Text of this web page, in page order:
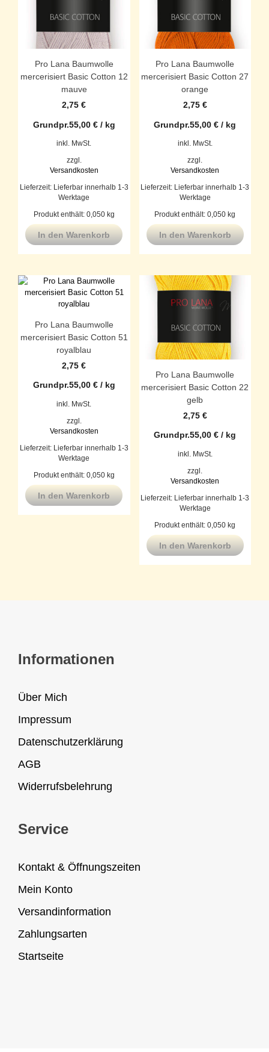
Pro Lana Baumwolle
mercerisiert Basic Cotton 12
mauve
2,75€
Grundpr.55,00 €/ kg
inkl. MwSt.
zzgl.
Versandkosten
Lieferzeit:
Lieferbar innerhalb 1-3
Werktage
Produkt enthält: 0,050 kg
In den Warenkorb
Pro Lana Baumwolle
mercerisiert Basic Cotton 27
orange
2,75 €
Grundpr.55,00€ / kg
inkl. MwSt.
zzgl.
Versandkosten
Lieferzeit:
Lieferbar innerhalb 1-3
Werktage
Produkt enthält: 0,050 kg
In den Warenkorb
Pro Lana Baumwolle
mercerisiert Basic Cotton 51
royalblau
2,75€
Grundpr.55,00 €/ kg
inkl. MwSt.
zzgl.
Versandkosten
Lieferzeit: Lieferbar innerhalb 1-3
Werktage
Produkt enthält: 0,050 kg
In den Warenkorb
Pro Lana Baumwolle
mercerisiert Basic Cotton 22
gelb
2,75 €
Grundpr.55,00€ / kg
inkl. MwSt.
zzgl.
Versandkosten
Lieferzeit: Lieferbar innerhalb 1-3
Werktage
Produkt enthält: 0,050 kg
In den Warenkorb
Informationen
Über Mich
Impressum
Datenschutzerklärung
AGB
Widerrufsbelehrung
Service
Kontakt & Öffnungszeiten
Mein Konto
Versandinformation
Zahlungsarten
Startseite